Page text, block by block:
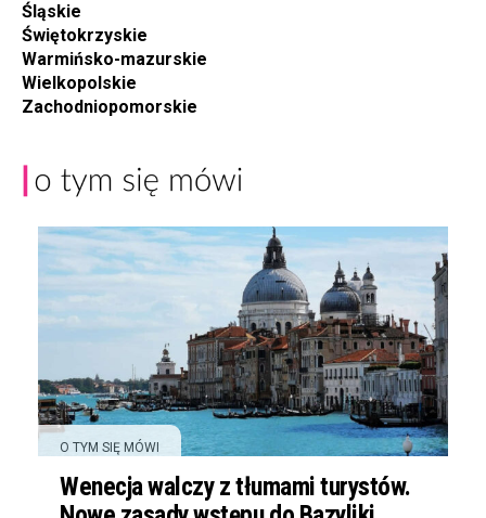
Śląskie
Świętokrzyskie
Warmińsko-mazurskie
Wielkopolskie
Zachodniopomorskie
O TYM SIĘ MÓWI
Wenecja walczy z tłumami turystów.